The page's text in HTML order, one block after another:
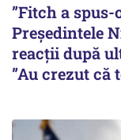
”Fitch a spus-
Președintele
reacții după
”Au crezut că